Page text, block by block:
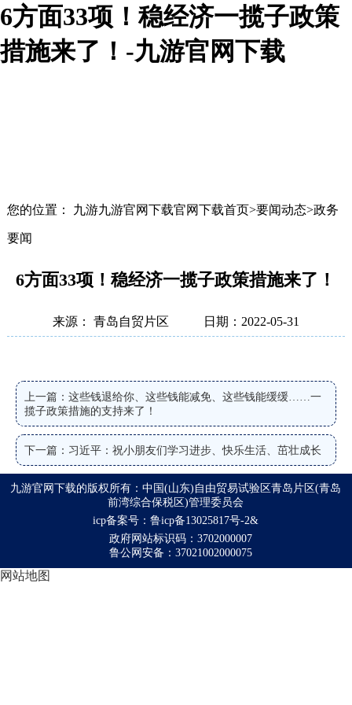
6方面33项！稳经济一揽子政策
措施来了！-九游官网下载
您的位置： 九游九游官网下载官网下载首页>要闻动态>政务
要闻
6方面33项！稳经济一揽子政策措施来了！
来源： 青岛自贸片区 日期：2022-05-31
上一篇：这些钱退给你、这些钱能减免、这些钱能缓缓……一
揽子政策措施的支持来了！
下一篇：习近平：祝小朋友们学习进步、快乐生活、茁壮成长
九游官网下载的版权所有：中国(山东)自由贸易试验区青岛片区(青岛
前湾综合保税区)管理委员会
icp备案号：鲁icp备13025817号-2&
政府网站标识码：3702000007
鲁公网安备：37021002000075
网站地图